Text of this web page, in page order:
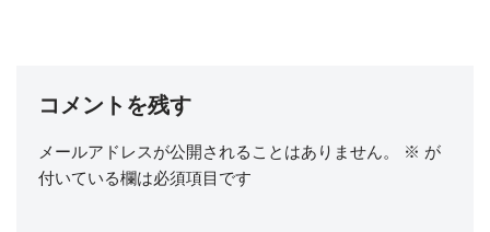
コメントを残す
メールアドレスが公開されることはありません。 ※ が
付いている欄は必須項目です